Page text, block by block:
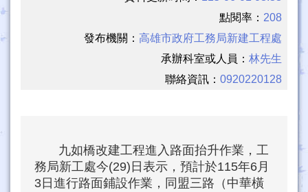
點閱率： 208
發布機關：高雄市政府工務局新建工程處
承辦科室或人員：林先生
聯絡資訊：0920220128
九如橋改建工程進入路面抬升作業，工
務局新工處今(29)日表示，預計於115年6月
3日進行路面鋪設作業，同盟三路（中華橫